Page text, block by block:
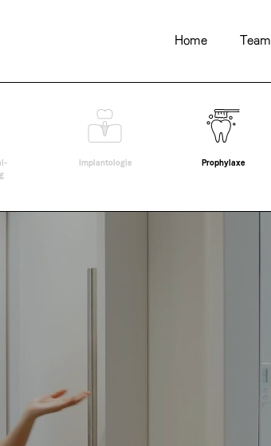
Implantologie Prophylaxe
Team
Home